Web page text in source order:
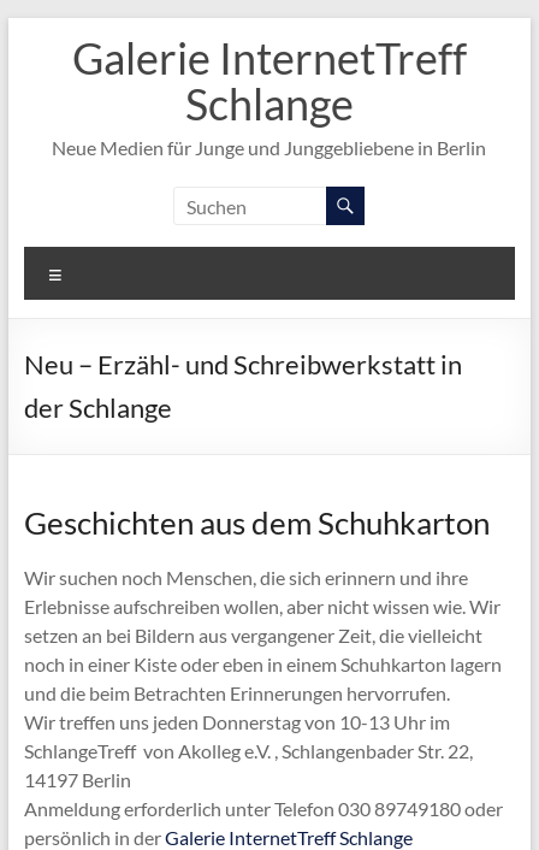
springenGalerie InternetTreff
Schlange
Neue Medien für Junge und Junggebliebene in Berlin
Neu – Erzähl- und Schreibwerkstatt in
der Schlange
Geschichten aus dem Schuhkarton
Wir suchen noch Menschen, die sich erinnern und ihre
Erlebnisse aufschreiben wollen, aber nicht wissen wie. Wir
setzen an bei Bildern aus vergangener Zeit, die vielleicht
noch in einer Kiste oder eben in einem Schuhkarton lagern
und die beim Betrachten Erinnerungen hervorrufen.
Wir treffen uns jeden Donnerstag von 10-13 Uhr im
SchlangeTreff von Akolleg e.V. , Schlangenbader Str. 22,
14197 Berlin
Anmeldung erforderlich unter Telefon 030 89749180 oder
persönlich in derGalerie InternetTreff Schlange